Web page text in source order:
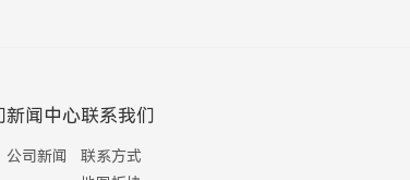
新闻中心
公司新闻
联系我们
联系方式